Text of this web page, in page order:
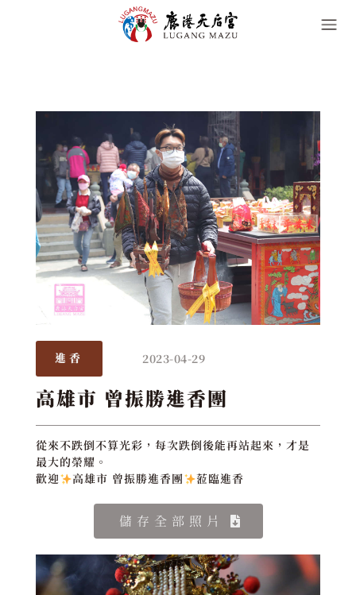
進香 2023-04-29
高雄市 曾振勝進香團
從來不跌倒不算光彩，每次跌倒後能再站起來，才是
最大的榮耀。
歡迎
高雄市 曾振勝進香團 蒞臨進香
儲存全部照片